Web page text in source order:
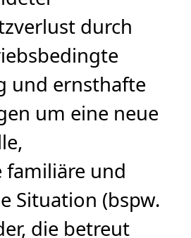
durch
und ernsthafte
um eine neue
familiäre und
Situation (bspw.
die betreut